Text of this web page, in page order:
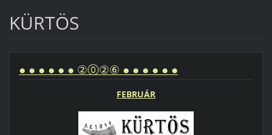
KÜRTÖS
● ● ● ● ● ● ②⓪②⑥ ● ● ● ● ● ●
FEBRUÁR